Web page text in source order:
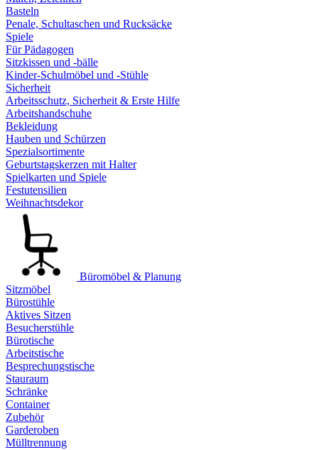
Basteln
Penale, Schultaschen und Rucksäcke
Spiele
Für Pädagogen
Sitzkissen und -bälle
Kinder-Schulmöbel und -Stühle
Sicherheit
Arbeitsschutz, Sicherheit & Erste Hilfe
Arbeitshandschuhe
Bekleidung
Hauben und Schürzen
Spezialsortimente
Geburtstagskerzen mit Halter
Spielkarten und Spiele
Festutensilien
Weihnachtsdekor
Büromöbel & Planung
Sitzmöbel
Bürostühle
Aktives Sitzen
Besucherstühle
Bürotische
Arbeitstische
Besprechungstische
Stauraum
Schränke
Container
Zubehör
Garderoben
Mülltrennung